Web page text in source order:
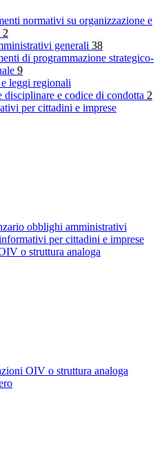
normativi su organizzazione e
2
generali 38
di programmazione strategico-
9
leggi regionali
disciplinare e codice di condotta 2
per cittadini e imprese
obblighi amministrativi
per cittadini e imprese
o struttura analoga
OIV o struttura analoga